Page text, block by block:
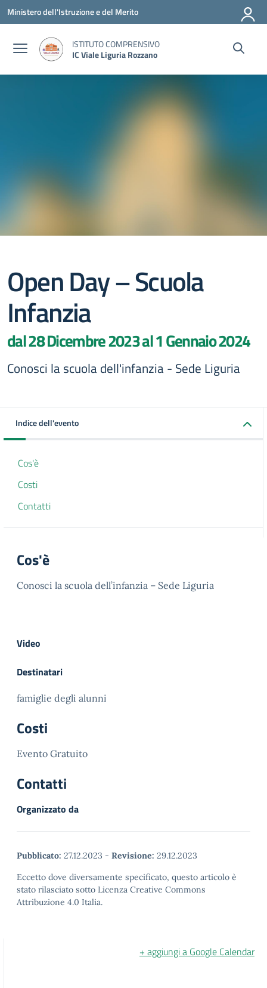
Vai ai contenuti
Vai al menu di navigazione
Vai al footer
Ministero dell'Istruzione e del Merito
ISTITUTO COMPRENSIVO
IC Viale Liguria Rozzano
Open Day – Scuola
Infanzia
dal 28 Dicembre 2023 al 1 Gennaio 2024
Conosci la scuola dell'infanzia - Sede Liguria
Indice dell'evento
Cos'è
Costi
Contatti
Cos'è
Conosci la scuola dell’infanzia – Sede Liguria
Video
Destinatari
famiglie degli alunni
Costi
Evento Gratuito
Contatti
Organizzato da
Pubblicato: 27.12.2023 - Revisione: 29.12.2023
Eccetto dove diversamente specificato, questo articolo è
stato rilasciato sotto Licenza Creative Commons
Attribuzione 4.0 Italia.
+ aggiungi a Google Calendar